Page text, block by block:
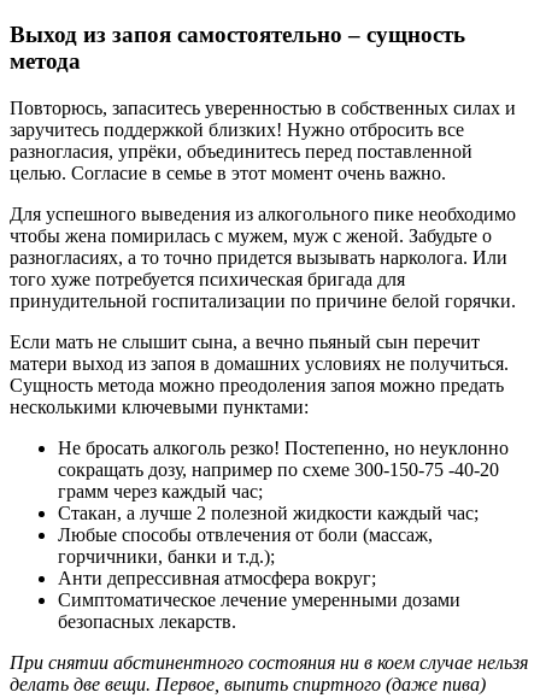
Выход из запоя самостоятельно – сущность
метода
Повторюсь, запаситесь уверенностью в собственных силах и
заручитесь поддержкой близких! Нужно отбросить все
разногласия, упрёки, объединитесь перед поставленной
целью. Согласие в семье в этот момент очень важно.
Для успешного выведения из алкогольного пике необходимо
чтобы жена помирилась с мужем, муж с женой. Забудьте о
разногласиях, а то точно придется вызывать нарколога. Или
того хуже потребуется психическая бригада для
принудительной госпитализации по причине белой горячки.
Если мать не слышит сына, а вечно пьяный сын перечит
матери выход из запоя в домашних условиях не получиться.
Сущность метода можно преодоления запоя можно предать
несколькими ключевыми пунктами:
Не бросать алкоголь резко! Постепенно, но неуклонно
сокращать дозу, например по схеме 300-150-75 -40-20
грамм через каждый час;
Стакан, а лучше 2 полезной жидкости каждый час;
Любые способы отвлечения от боли (массаж,
горчичники, банки и т.д.);
Анти депрессивная атмосфера вокруг;
Симптоматическое лечение умеренными дозами
безопасных лекарств.
При снятии абстинентного состояния ни в коем случае нельзя
делать две вещи. Первое, выпить спиртного (даже пива)